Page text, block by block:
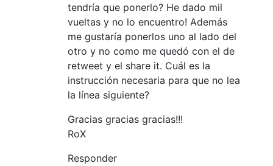
tendría que ponerlo? He dado mil
vueltas y no lo encuentro! Además
me gustaría ponerlos uno al lado del
otro y no como me quedó con el de
retweet y el share it. Cuál es la
instrucción necesaria para que no lea
la línea siguiente?
Gracias gracias gracias!!!
RoX
Responder